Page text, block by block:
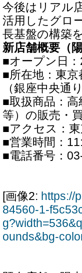
今後はリアル
活用したグロ
長基盤の構築
新店舗概要（
■オープン日：
■所在地：東
（銀座中央通
■取扱商品：
等）の販売・
■アクセス：
■営業時間：
■電話番号：
[画像2: https://
84560-1-
ounds&bg-